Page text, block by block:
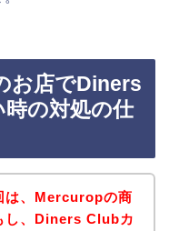
お店でDiners
の対処の仕
は、Mercuropの商
し、Diners Clubカ